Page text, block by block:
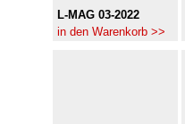
L-MAG 03-2022
in den Warenkorb >>